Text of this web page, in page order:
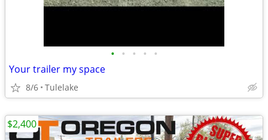
• • • • •
Your trailer my space
8/6 Tulelake
$2,400